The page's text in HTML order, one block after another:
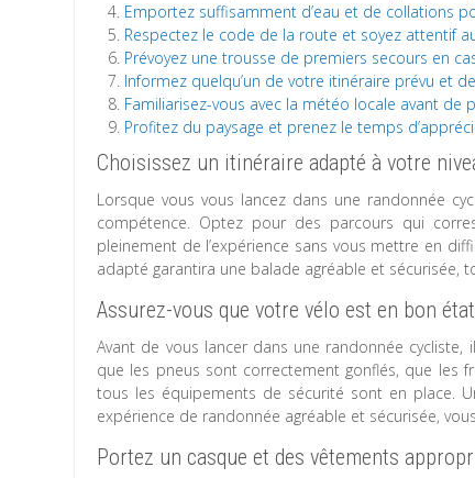
Emportez suffisamment d’eau et de collations
Respectez le code de la route et soyez attentif
Prévoyez une trousse de premiers secours en
Informez quelqu’un de votre itinéraire prévu et
Familiarisez-vous avec la météo locale avant de
Profitez du paysage et prenez le temps
Choisissez un itinéraire adapté à votre
Lorsque vous vous lancez dans une randonnée
compétence. Optez pour des parcours qui
pleinement de l’expérience sans vous mettre en
adapté garantira une balade agréable et
Assurez-vous que votre vélo est en bon
Avant de vous lancer dans une randonnée
que les pneus sont correctement gonflés, que les
tous les équipements de sécurité sont en place.
expérience de randonnée agréable et sécurisée,
Portez un casque et des vêtements